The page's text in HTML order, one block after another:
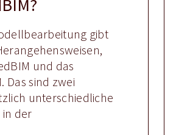
gibt
und das
Das sind zwei
unterschiedliche
in der